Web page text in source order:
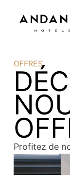
OFFRES
Profitez de